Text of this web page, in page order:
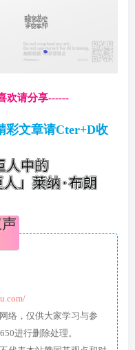
欢请分享------
彩文章请Cter+D收
络，仅供大家学习与参
进行删除处理。